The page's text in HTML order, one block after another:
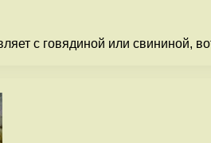
с говядиной или свининой,